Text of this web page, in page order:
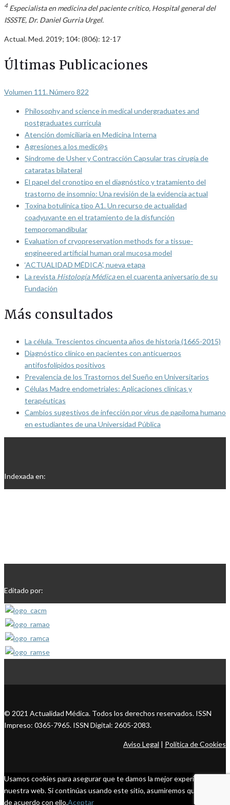
4Especialista en medicina del paciente crítico, Hospital general del
ISSSTE, Dr. Daniel Gurria Urgel.
Actual. Med. 2019; 104: (806): 12-17
Últimas Publicaciones
Volumen 111. Número 822
Philosophy and science in medical undergraduates and
postgraduates curricula
Atención domiciliaria en Medicina Interna
Agresiones a los medic@s
Síndrome de Usher y Contracción Capsular tras cirugía de
cataratas bilateral
El papel del cronotipo en el diagnóstico y tratamiento del
trastorno de insomnio: Una revisión de la evidencia actual
Toxina botulínica tipo A1. Un recurso de actualidad
coadyuvante en el tratamiento de la disfunción
temporomandibular
Evaluation of cryopreservation methods for a tissue-
engineered artificial human oral mucosa model
‘ACTUALIDAD MÉDICA’, nueva etapa
La revista Histología Médicaen el cuarenta aniversario de su
Fundación
Más consultados
La célula. Trescientos cincuenta años de historia (1665-2015)
Diagnóstico clínico en pacientes con anticuerpos
antifosfolípidos positivos
Prevalencia de los Trastornos del Sueño en Universitarios
Células Madre endometriales: Aplicaciones clínicas y
terapéuticas
Cambios sugestivos de infección por virus de papiloma humano
en estudiantes de una Universidad Pública
Indexada en:
Editado por:
© 2021 Actualidad Médica. Todos los derechos reservados. ISSN
Impreso: 0365-7965. ISSN Digital: 2605-2083.
Aviso Legal | Política de Cookies
Usamos cookies para asegurar que te damos la mejor experiencia en
nuestra web. Si continúas usando este sitio, asumiremos que estás
de acuerdo con ello.Aceptar